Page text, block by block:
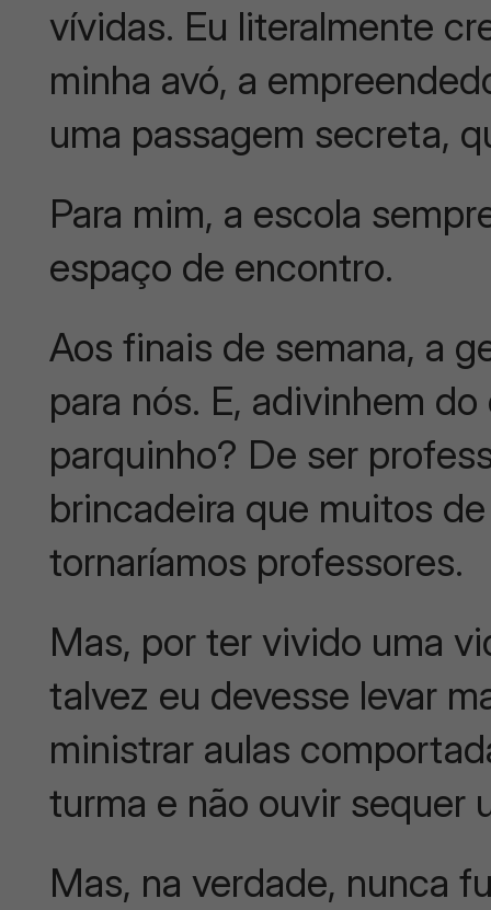
vívidas. Eu literalmente
minha avó, a
uma passagem secreta,
Para mim, a escola
espaço de encontro.
Aos finais de semana, a
para nós. E, adivinhem
parquinho? De ser
brincadeira que muitos
tornaríamos professores.
Mas, por ter vivido uma
talvez eu devesse levar
ministrar aulas
turma e não ouvir sequer
Mas, na verdade, nunca